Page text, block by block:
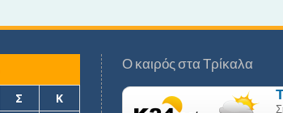
Σ
Κ
Ο καιρός στα Τρίκαλα